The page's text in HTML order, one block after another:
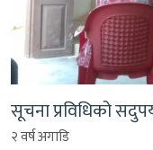
सूचना प्रविधिको
२ वर्ष अगाडि